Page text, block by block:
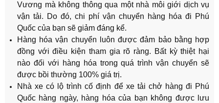
Vương mà không thông qua một nhà môi giới dịch vụ
vận tải. Do đó, chi phí vận chuyển hàng hóa đi Phú
Quốc của bạn sẽ giảm đáng kể.
Hàng hóa vận chuyển luôn được đảm bảo bằng hợp
đồng với điều kiện tham gia rõ ràng. Bất kỳ thiệt hại
nào đối với hàng hóa trong quá trình vận chuyển sẽ
được bồi thường 100% giá trị.
Nhà xe có lộ trình cố định để xe tải chở hàng đi Phú
Quốc hàng ngày, hàng hóa của bạn không được lưu